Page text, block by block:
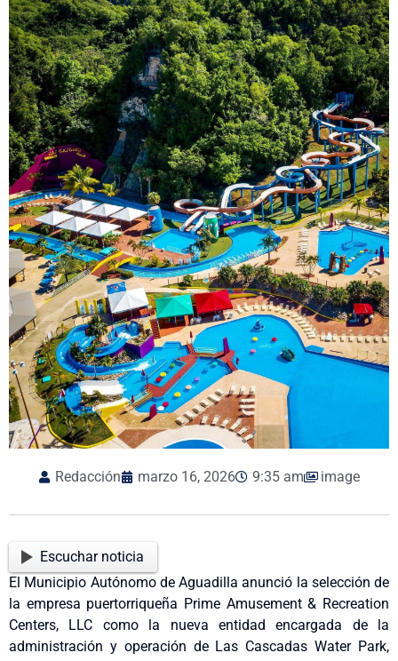
Redacción marzo 16, 2026 9:35 am image
Escuchar noticia
El Municipio Autónomo de Aguadilla anunció la selección de
la empresa puertorriqueña Prime Amusement & Recreation
Centers, LLC como la nueva entidad encargada de la
administración y operación de Las Cascadas Water Park,